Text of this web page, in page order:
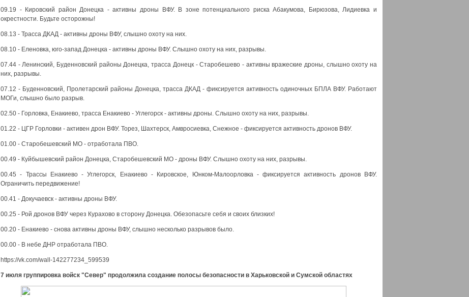
09.19 - Кировский район Донецка - активны дроны ВФУ. В зоне потенциального риска Абакумова, Бирюзова, Лидиевка и
окрестности. Будьте осторожны!
08.13 - Трасса ДКАД - активны дроны ВФУ, слышно охоту на них.
08.10 - Еленовка, юго-запад Донецка - активны дроны ВФУ. Слышно охоту на них, разрывы.
07.44 - Ленинский, Буденновский районы Донецка, трасса Донецк - Старобешево - активны вражеские дроны, слышно охоту на
них, разрывы.
07.12 - Буденновский, Пролетарский районы Донецка, трасса ДКАД - фиксируется активность одиночных БПЛА ВФУ. Работают
МОГи, слышно было разрыв.
02.50 - Горловка, Енакиево, трасса Енакиево - Углегорск - активны дроны. Слышно охоту на них, разрывы.
01.22 - ЦГР Горловки - активен дрон ВФУ. Торез, Шахтерск, Амвросиевка, Снежное - фиксируется активность дронов ВФУ.
01.00 - Старобешевский МО - отработала ПВО.
00.49 - Куйбышевский район Донецка, Старобешевский МО - дроны ВФУ. Слышно охоту на них, разрывы.
00.45 - Трассы Енакиево - Углегорск, Енакиево - Кировское, Юнком-Малоорловка - фиксируется активность дронов ВФУ.
Ограничить передвижение!
00.41 - Докучаевск - активны дроны ВФУ.
00.25 - Рой дронов ВФУ через Курахово в сторону Донецка. Обезопасьте себя и своих близких!
00.20 - Енакиево - снова активны дроны ВФУ, слышно несколько разрывов было.
00.00 - В небе ДНР отработала ПВО.
https://vk.com/wall-142277234_599539
7 июля группировка войск "Север" продолжила создание полосы безопасности в Харьковской и Сумской областях